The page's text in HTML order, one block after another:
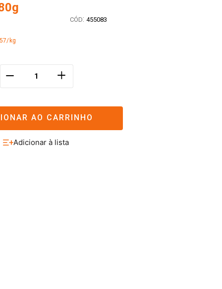
: 455083
kg
＋
AO CARRINHO